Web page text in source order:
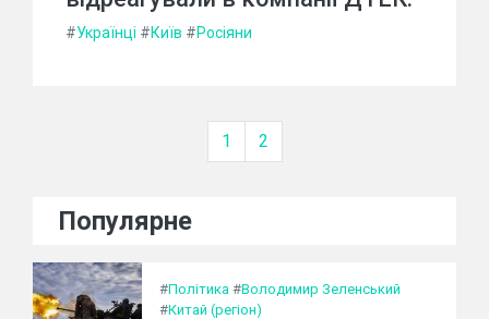
#Українці #Київ #Росіяни
1 2
Популярне
#Політика #Володимир Зеленський
#Китай (регіон)